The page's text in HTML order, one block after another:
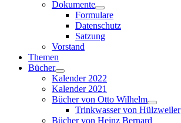
Dokumente
Formulare
Datenschutz
Satzung
Vorstand
Themen
Bücher
Kalender 2022
Kalender 2021
Bücher von Otto Wilhelm
Trinkwasser von Hülzweiler
Bücher von Heinz Bernard